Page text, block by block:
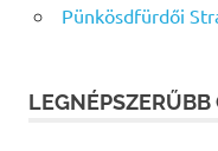
Pünkösdfürdői
LEGNÉPSZERŰBB